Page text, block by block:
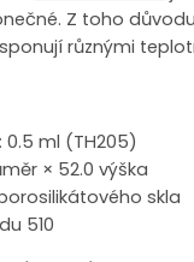
Z toho
různými
ml (TH205)
× 52.0 výška
skla
510